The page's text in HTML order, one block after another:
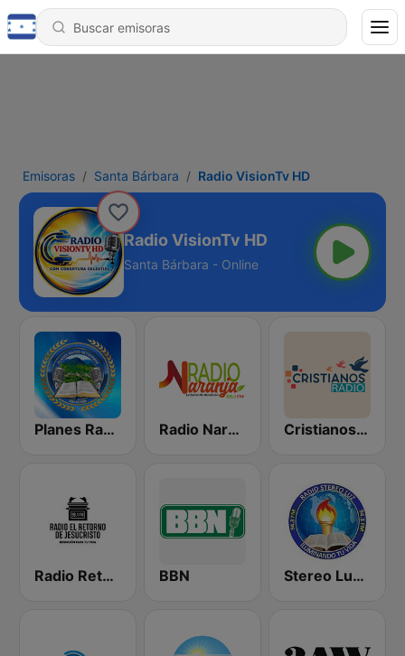
Emisoras Santa Bárbara Radio VisionTv HD
Radio VisionTv HD
Santa Bárbara - Online
Planes Radio Getsemani Radio Naranja Sonaguera Cristianos Radio
Radio Retorno De Jesucristo BBN Stereo Luz Descombros